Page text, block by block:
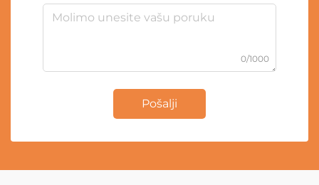
0/1000
Pošalji